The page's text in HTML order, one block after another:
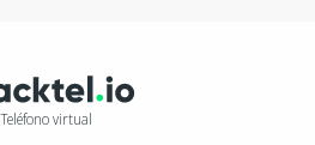
Teléfono virtual